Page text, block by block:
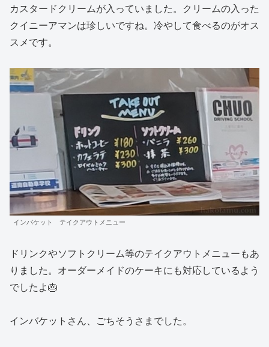
カスタードクリームが入っていました。クリームの入った
クイニーアマンは珍しいですね。冷やして食べるのがオス
スメです。
インバケット テイクアウトメニュー
ドリンクやソフトクリーム等のテイクアウトメニューもあ
りました。オーダーメイドのケーキにも対応しているよう
でしたよ🎂
インバケットさん、ごちそうさまでした。